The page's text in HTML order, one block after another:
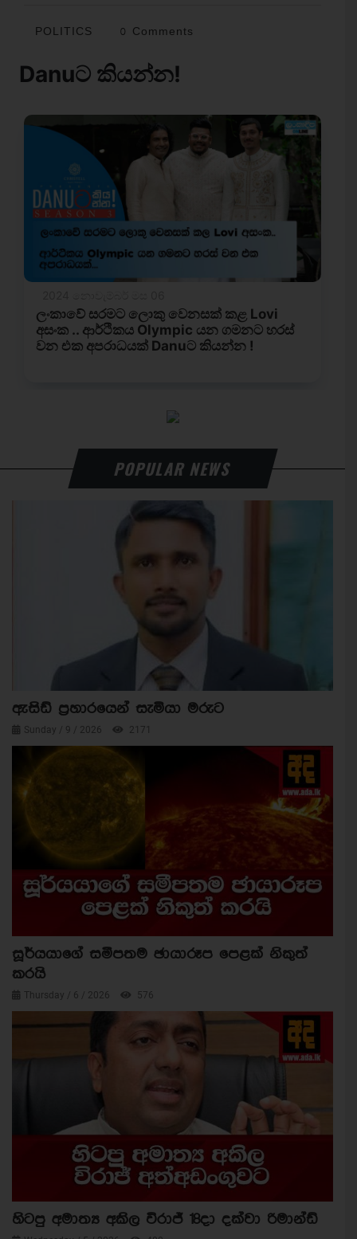
POLITICS 0 Comments
POPULAR NEWS
ඇසිඩ් ප්‍රහාරයෙන් සැමියා මරුට
Sunday / 9 / 2026 2171
සූර්යයාගේ සමීපතම ඡායාරූප පෙළක් නිකුත්
කරයි
Thursday / 6 / 2026 576
හිටපු අමාත්‍ය අකිල විරාජ් 18දා දක්වා රිමාන්ඩ්